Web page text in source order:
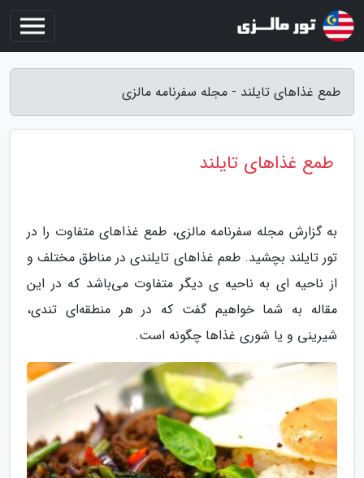
طمع غذاهای تایلند - مجله سفرنامه مالزی
طمع غذاهای تایلند
به گزارش مجله سفرنامه مالزی، طمع غذاهای متفاوت را در
تور تایلند بچشید. طعم غذاهای تایلندی در مناطق مختلف و
از ناحیه ای به ناحیه ی دیگر متفاوت می‌باشد که در این
مقاله به شما خواهیم گفت که در هر منطقه‌ای تندی،
شیرینی و یا شوری غذاها چگونه است.